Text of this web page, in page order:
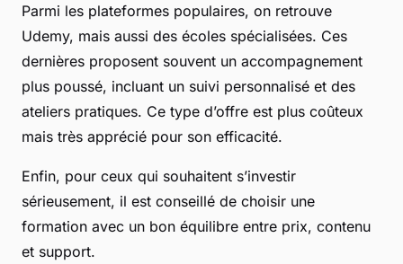
Parmi les plateformes populaires, on retrouve
Udemy, mais aussi des écoles spécialisées. Ces
dernières proposent souvent un accompagnement
plus poussé, incluant un suivi personnalisé et des
ateliers pratiques. Ce type d’offre est plus coûteux
mais très apprécié pour son efficacité.
Enfin, pour ceux qui souhaitent s’investir
sérieusement, il est conseillé de choisir une
formation avec un bon équilibre entre prix, contenu
et support.